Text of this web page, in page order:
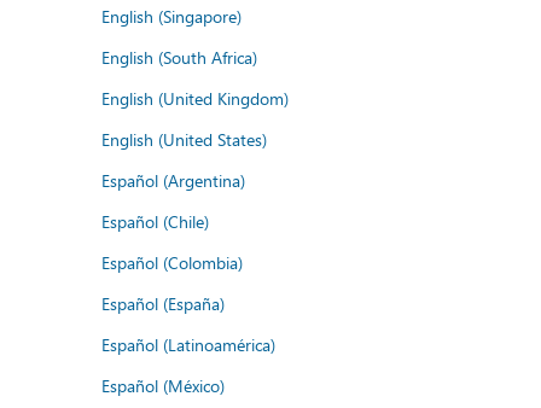
English (Singapore)
English (South Africa)
English (United Kingdom)
English (United States)
Español (Argentina)
Español (Chile)
Español (Colombia)
Español (España)
Español (Latinoamérica)
Español (México)